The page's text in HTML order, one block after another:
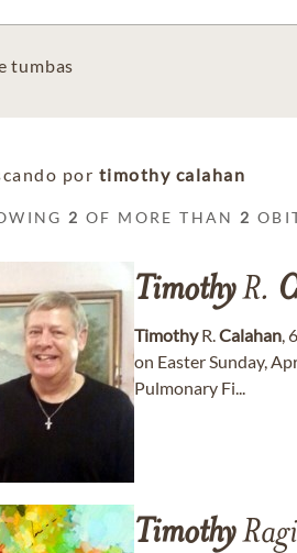
tumbas
por timothy calahan
2 OF MORE THAN 2
TimothyR.
TimothyR.Calahan,
on Easter Sunday,
Pulmonary Fi...
Timothy